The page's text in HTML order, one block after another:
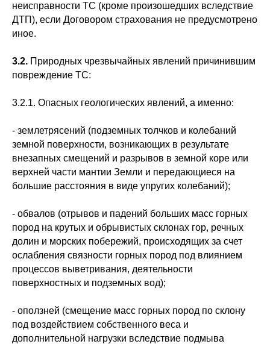
неисправности ТС (кроме произошедших вследствие
ДТП), если Договором страхования не предусмотрено
иное.
3.2. Природных чрезвычайных явлений причинившим
повреждение ТС:
3.2.1. Опасных геологических явлений, а именно:
- землетрясений (подземных толчков и колебаний
земной поверхности, возникающих в результате
внезапных смещений и разрывов в земной коре или
верхней части мантии Земли и передающиеся на
большие расстояния в виде упругих колебаний);
- обвалов (отрывов и падений больших масс горных
пород на крутых и обрывистых склонах гор, речных
долин и морских побережий, происходящих за счет
ослабления связности горных пород под влиянием
процессов выветривания, деятельности
поверхностных и подземных вод);
- оползней (смещение масс горных пород по склону
под воздействием собственного веса и
дополнительной нагрузки вследствие подмыва